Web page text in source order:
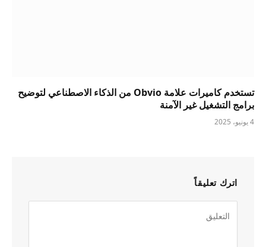
تستخدم كاميرات علامة Obvio من الذكاء الاصطناعي لتوضيح
برامج التشغيل غير الآمنة
4 يونيو، 2025
اترك تعليقاً